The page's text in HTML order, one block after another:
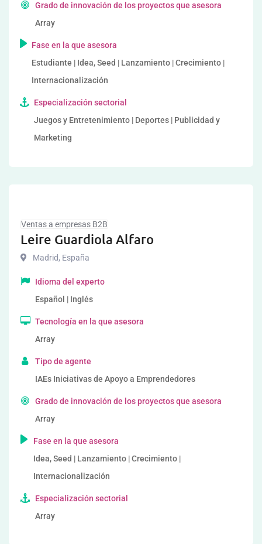
Grado de innovación de los proyectos que asesora
Array
Fase en la que asesora
Estudiante | Idea, Seed | Lanzamiento | Crecimiento |
Internacionalización
Especialización sectorial
Juegos y Entretenimiento | Deportes | Publicidad y
Marketing
Ventas a empresas B2B
Leire Guardiola Alfaro
Madrid, España
Idioma del experto
Español | Inglés
Tecnología en la que asesora
Array
Tipo de agente
IAEs Iniciativas de Apoyo a Emprendedores
Grado de innovación de los proyectos que asesora
Array
Fase en la que asesora
Idea, Seed | Lanzamiento | Crecimiento |
Internacionalización
Especialización sectorial
Array